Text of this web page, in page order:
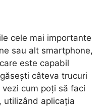
cele mai importante
sau alt smartphone,
este capabil
câteva trucuri
cum poți să faci
utilizând aplicația